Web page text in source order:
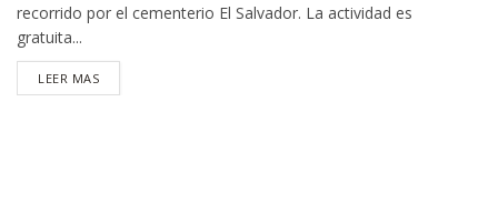
recorrido por el cementerio El Salvador. La actividad es
gratuita...
LEER MASDETAILS